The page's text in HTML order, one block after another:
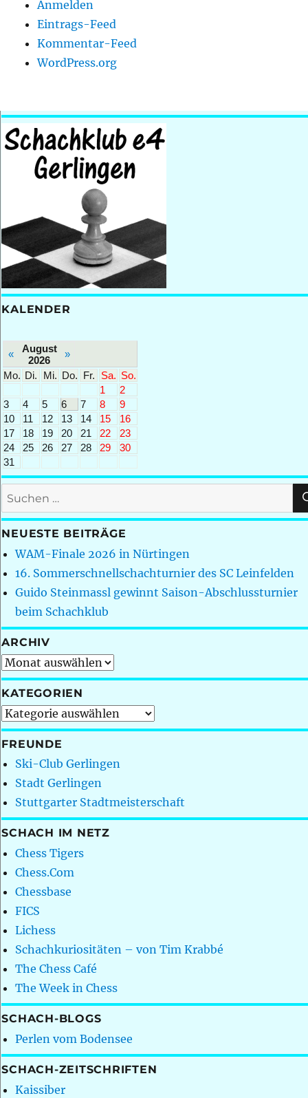
Anmelden
Eintrags-Feed
Kommentar-Feed
WordPress.org
KALENDER
«
August
2026
»
Mo. Di. Mi. Do. Fr. Sa. So.
1
2
3
4 5 6 7 8
9
10
11 12 13 14 15
16
17
18 19 20 21 22
23
24
25 26 27 28 29
30
31
Suchen
nach:
NEUESTE BEITRÄGE
WAM-Finale 2026 in Nürtingen
16. Sommerschnellschachturnier des SC Leinfelden
Guido Steinmassl gewinnt Saison-Abschlussturnier
beim Schachklub
ARCHIV
Archiv
KATEGORIEN
Kategorien
FREUNDE
Ski-Club Gerlingen
Stadt Gerlingen
Stuttgarter Stadtmeisterschaft
SCHACH IM NETZ
Chess Tigers
Chess.Com
Chessbase
FICS
Lichess
Schachkuriositäten – von Tim Krabbé
The Chess Café
The Week in Chess
SCHACH-BLOGS
Perlen vom Bodensee
SCHACH-ZEITSCHRIFTEN
Kaissiber